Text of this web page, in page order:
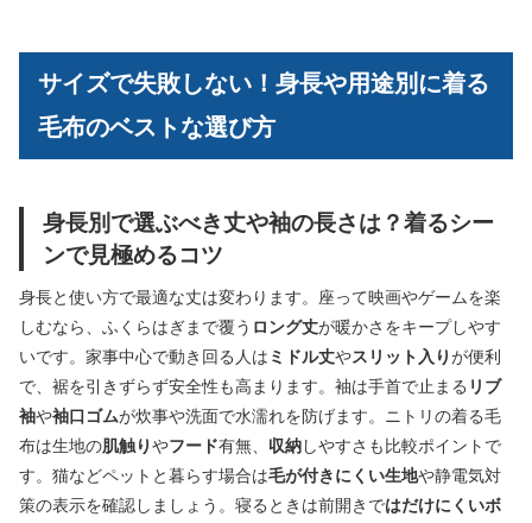
サイズで失敗しない！身長や用途別に着る
毛布のベストな選び方
身長別で選ぶべき丈や袖の長さは？着るシー
ンで見極めるコツ
身長と使い方で最適な丈は変わります。座って映画やゲームを楽
しむなら、ふくらはぎまで覆う ロング丈が暖かさをキープしやす
いです。家事中心で動き回る人は ミドル丈やスリット入りが便利
で、裾を引きずらず安全性も高まります。袖は手首で止まる リブ
袖や袖口ゴムが炊事や洗面で水濡れを防げます。ニトリの着る毛
布は生地の肌触りやフード有無、 収納しやすさも比較ポイントで
す。猫などペットと暮らす場合は毛が付きにくい生地や静電気対
策の表示を確認しましょう。寝るときは前開きではだけにくいボ